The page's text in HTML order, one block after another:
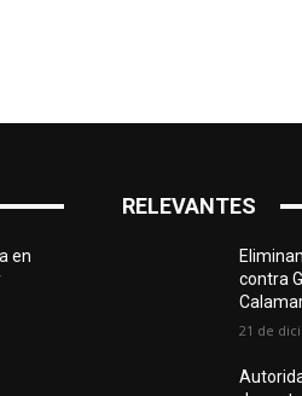
en
RELEVANTES
contra
21 de